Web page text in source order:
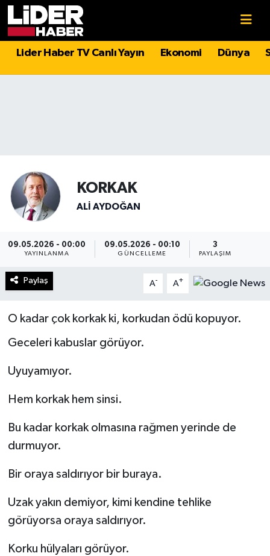
Lider Haber TV Canlı Yayın Ekonomi Dünya
KORKAK
ALI AYDOĞAN
09.05.2026 - 00:00
YAYINLANMA
09.05.2026 - 00:10
GÜNCELLEME
3
PAYLAŞIM
Paylaş A- A+
O kadar çok korkak ki, korkudan ödü kopuyor.
Geceleri kabuslar görüyor.
Uyuyamıyor.
Hem korkak hem sinsi.
Bu kadar korkak olmasına rağmen yerinde de
durmuyor.
Bir oraya saldırıyor bir buraya.
Uzak yakın demiyor, kimi kendine tehlike
görüyorsa oraya saldırıyor.
Korku hülyaları görüyor.
Politika
Spor
Turizm
Kültür - Sanat
Hava Durumu
Tüm Manşetler